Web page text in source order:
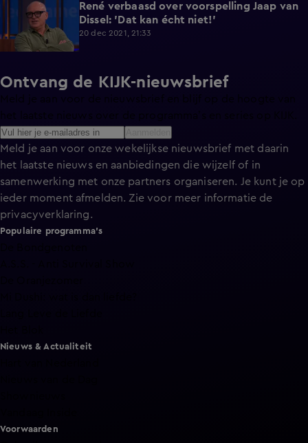
René verbaasd over voorspelling Jaap van
Dissel: 'Dat kan écht niet!'
20 dec 2021, 21:33
Ontvang de KIJK-nieuwsbrief
Meld je aan voor de nieuwsbrief en blijf op de hoogte van
Meld je aan voor onze wekelijkse nieuwsbrief met daarin
het laatste nieuws en aanbiedingen die wijzelf of in
samenwerking met onze partners organiseren. Je kunt je op
ieder moment afmelden. Zie voor meer informatie de
privacyverklaring.
Populaire programma's
Nieuws & Actualiteit
Voorwaarden